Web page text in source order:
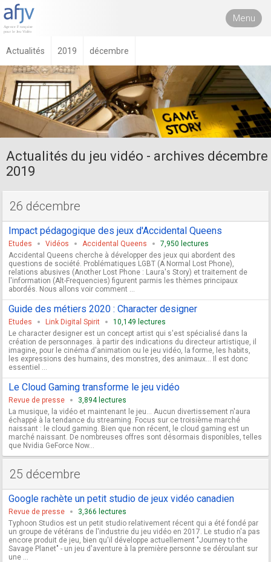
Menu
Actualités 2019 décembre
Actualités du jeu vidéo - archives décembre
2019
26 décembre
Impact pédagogique des jeux d'Accidental Queens
Etudes Vidéos Accidental Queens
7,950 lectures
Accidental Queens cherche à développer des jeux qui abordent des
questions de société. Problématiques LGBT (A Normal Lost Phone),
relations abusives (Another Lost Phone : Laura's Story) et traitement de
l'information (Alt-Frequencies) figurent parmis les thèmes principaux
abordés. Nous allons voir comment ...
Guide des métiers 2020 : Character designer
Etudes Link Digital Spirit
10,149 lectures
Le character designer est un concept artist qui s'est spécialisé dans la
création de personnages. à partir des indications du directeur artistique, il
imagine, pour le cinéma d'animation ou le jeu vidéo, la forme, les habits,
les expressions des humains, des monstres, des animaux… Il est donc
essentiel ...
Le Cloud Gaming transforme le jeu vidéo
Revue de presse
3,894 lectures
La musique, la vidéo et maintenant le jeu... Aucun divertissement n'aura
échappé à la tendance du streaming. Focus sur ce troisième marché
naissant : le cloud gaming. Bien que non récent, le cloud gaming est un
marché naissant. De nombreuses offres sont désormais disponibles, telles
que Nvidia GeForce Now...
25 décembre
Google rachète un petit studio de jeux vidéo canadien
Revue de presse
3,366 lectures
Typhoon Studios est un petit studio relativement récent qui a été fondé par
un groupe de vétérans de l'industrie du jeu vidéo en 2017. Le studio n'a pas
encore produit de jeu, bien qu'il développe actuellement "Journey to the
Savage Planet" - un jeu d'aventure à la première personne se déroulant sur
une ...